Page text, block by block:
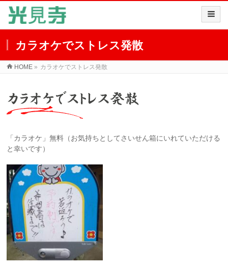
カラオケでストレス発散
HOME » カラオケでストレス発散
「カラオケ」無料（お気持ちとしてさいせん箱にいれていただける
と幸いです）